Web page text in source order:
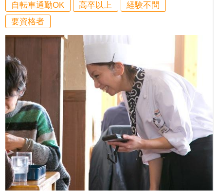
自転車通勤OK
高卒以上
経験不問
要資格者